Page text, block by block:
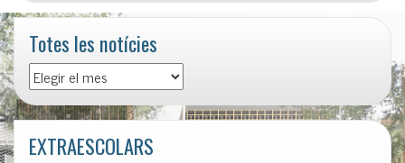
Totes les notícies
Totes
les
notícies
EXTRAESCOLARS